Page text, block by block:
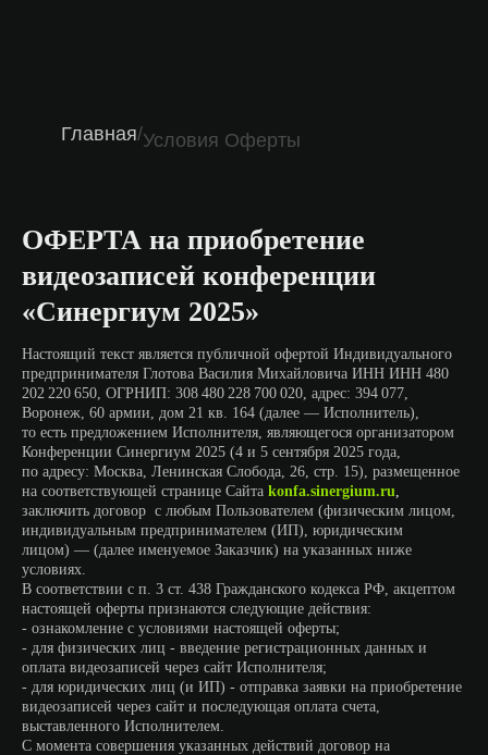
Главная/Условия Оферты
ОФЕРТА на приобретение
видеозаписей конференции
«Синергиум 2025»
Настоящий текст является публичной офертой Индивидуального
предпринимателя Глотова Василия Михайловича ИНН ИНН 480
202 220 650, ОГРНИП: 308 480 228 700 020, адрес: 394 077,
Воронеж, 60 армии, дом 21 кв. 164 (далее — Исполнитель),
то есть предложением Исполнителя, являющегося организатором
Конференции Синергиум 2025 (4 и 5 сентября 2025 года,
по адресу: Москва, Ленинская Слобода, 26, стр. 15), размещенное
на соответствующей странице Сайта konfa.sinergium.ru,
заключить договор с любым Пользователем (физическим лицом,
индивидуальным предпринимателем (ИП), юридическим
лицом) — (далее именуемое Заказчик) на указанных ниже
условиях.
В соответствии с п. 3 ст. 438 Гражданского кодекса РФ, акцептом
настоящей оферты признаются следующие действия:
- ознакомление с условиями настоящей оферты;
- для физических лиц - введение регистрационных данных и
оплата видеозаписей через сайт Исполнителя;
- для юридических лиц (и ИП) - отправка заявки на приобретение
видеозаписей через сайт и последующая оплата счета,
выставленного Исполнителем.
С момента совершения указанных действий договор на